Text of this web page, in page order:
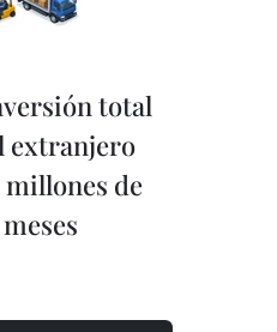
total
extranjero
de